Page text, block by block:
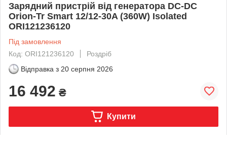
Зарядний пристрій від генератора DC-DC
Orion-Tr Smart 12/12-30A (360W) Isolated
ORI121236120
Під замовлення
Код: ORI121236120
Роздріб
Відправка з 20 серпня 2026
16 492 ₴
Купити